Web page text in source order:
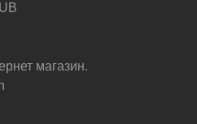
магазин.